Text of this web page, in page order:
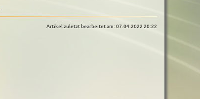
Artikel zuletzt bearbeitet am: 07.04.2022 20:22